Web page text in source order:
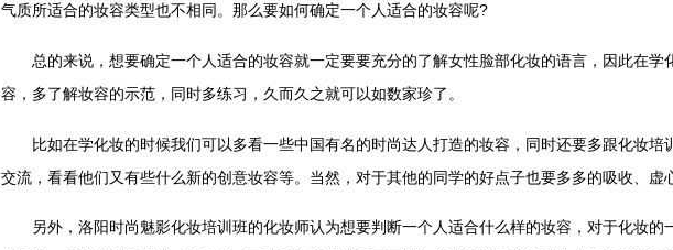
气质所适合的妆容类型也不相同。那么要如何确定一个人适合的妆容呢?
总的来说，想要确定一个人适合的妆容就一定要要充分的了解女性脸部化妆的语言，因此在学
容，多了解妆容的示范，同时多练习，久而久之就可以如数家珍了。
比如在学化妆的时候我们可以多看一些中国有名的时尚达人打造的妆容，同时还要多跟化妆培
交流，看看他们又有些什么新的创意妆容等。当然，对于其他的同学的好点子也要多多的吸收、虚
另外，洛阳时尚魅影化妆培训班的化妆师认为想要判断一个人适合什么样的妆容，对于化妆的